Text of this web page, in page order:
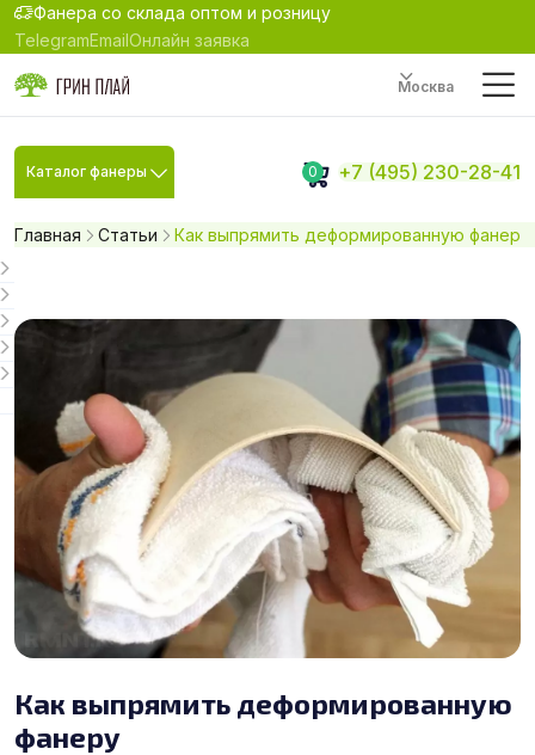
Фанера со склада оптом и розницу
TelegramEmailОнлайн заявка
Москва
Каталог фанеры 0 +7 (495) 230-28-41
Главная Статьи Как выпрямить деформированную фанеру
Как выпрямить деформированную
фанеру